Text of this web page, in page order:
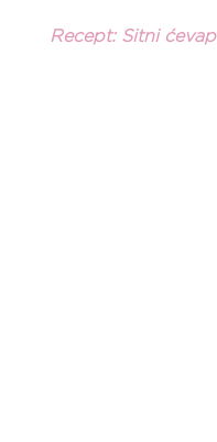
Recept: Sitni ćevap